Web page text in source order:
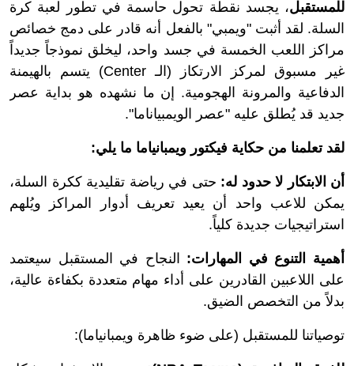
للمستقبل، يجسد نقطة تحول حاسمة في تطور لعبة كرة
السلة. لقد أثبت "ويمبي" بالفعل أنه قادر على دمج خصائص
مراكز اللعب الخمسة في جسد واحد، ليخلق نموذجاً جديداً
غير مسبوق لمركز الارتكاز (الـ Center) يتسم بالهيمنة
الدفاعية والمرونة الهجومية. إن ما نشهده هو بداية عصر
جديد قد يُطلق عليه "عصر الويمبياناما".
لقد تعلمنا من حكاية فيكتور ويمبانياما ما يلي:
أن الابتكار لا حدود له: حتى في رياضة تقليدية ككرة السلة،
يمكن للاعب واحد أن يعيد تعريف أدوار المراكز ويُلهم
استراتيجيات جديدة كلياً.
أهمية التنوع في المهارات: النجاح في المستقبل سيعتمد
على اللاعبين القادرين على أداء مهام متعددة بكفاءة عالية،
بدلاً من التخصص الضيق.
توصياتنا للمستقبل (على ضوء ظاهرة ويمبانياما):